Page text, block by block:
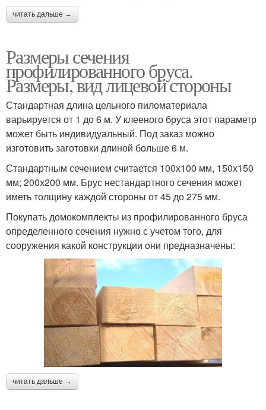
читать дальше →
Размеры сечения
профилированного бруса.
Размеры, вид лицевой стороны
Стандартная длина цельного пиломатериала
варьируется от 1 до 6 м. У клееного бруса этот параметр
может быть индивидуальный. Под заказ можно
изготовить заготовки длиной больше 6 м.
Стандартным сечением считается 100х100 мм, 150х150
мм; 200х200 мм. Брус нестандартного сечения может
иметь толщину каждой стороны от 45 до 275 мм.
Покупать домокомплекты из профилированного бруса
определенного сечения нужно с учетом того, для
сооружения какой конструкции они предназначены:
читать дальше →